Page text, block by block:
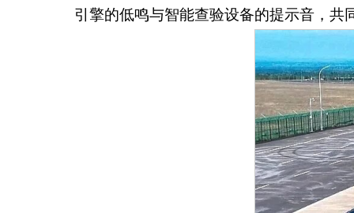
引擎的低鸣与智能查验设备的提示音，共